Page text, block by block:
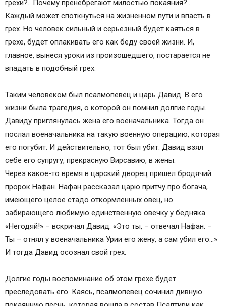
грехи?.. Почему пренебрегают милостью покаяния?..
Каждый может споткнуться на жизненном пути и впасть в
грех. Но человек сильный и серьезный будет каяться в
грехе, будет оплакивать его как беду своей жизни. И,
главное, вынеся уроки из произошедшего, постарается не
впадать в подобный грех.
Таким человеком был псалмопевец и царь Давид. В его
жизни была трагедия, о которой он помнил долгие годы.
Давиду приглянулась жена его военачальника. Тогда он
послал военачальника на такую военную операцию, которая
его погубит. И действительно, тот был убит. Давид взял
себе его супругу, прекрасную Вирсавию, в жены.
Через какое-то время в царский дворец пришел бродячий
пророк Нафан. Нафан рассказал царю притчу про богача,
имеющего целое стадо откормленных овец, но
забирающего любимую единственную овечку у бедняка.
«Негодяй!» – вскричал Давид. «Это ты, – отвечал Нафан. –
Ты – отнял у военачальника Урии его жену, а сам убил его…»
И тогда Давид осознал свой грех.
Долгие годы воспоминание об этом грехе будет
преследовать его. Каясь, псалмопевец сочинил дивную